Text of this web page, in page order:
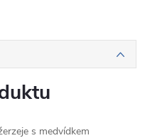
s medvídkem